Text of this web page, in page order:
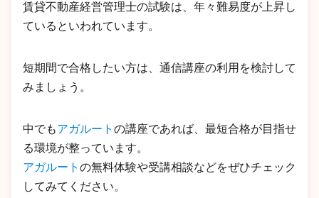
賃貸不動産経営管理士の試験は、年々難易度が上昇し
ているといわれています。
短期間で合格したい方は、通信講座の利用を検討して
みましょう。
中でもアガルート の講座であれば、最短合格が目指せ
る環境が整っています。
アガルート の無料体験や受講相談などをぜひチェック
してみてください。